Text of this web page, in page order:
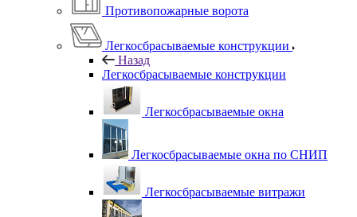
Противопожарные ворота
Легкосбрасываемые конструкции
Назад
Легкосбрасываемые конструкции
Легкосбрасываемые окна
Легкосбрасываемые окна по СНИП
Легкосбрасываемые витражи